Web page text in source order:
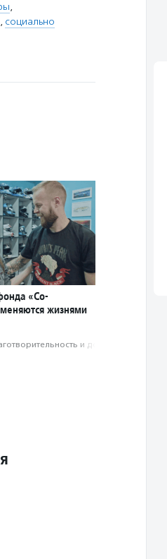
,
, социально
«Со-
жизнями
и доброволь­чест­во